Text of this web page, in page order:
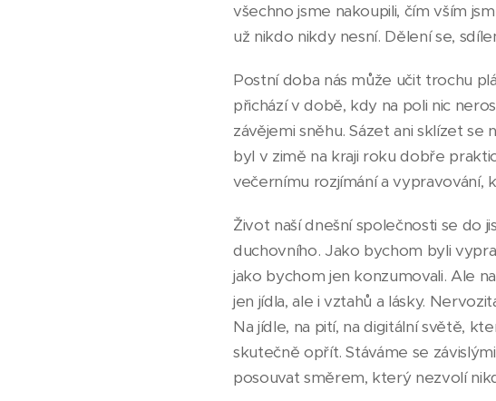
všechno jsme nakoupili, čím vším
už nikdo nikdy nesní. Dělení se,
Postní doba nás může učit trochu
přichází v době, kdy na poli nic
závějemi sněhu. Sázet ani sklízet
byl v zimě na kraji roku dobře
večernímu rozjímání a vypravování,
Život naší dnešní společnosti se do
duchovního. Jako bychom byli
jako bychom jen konzumovali. Ale
jen jídla, ale i vztahů a lásky.
Na jídle, na pití, na digitální světě,
skutečně opřít. Stáváme se
posouvat směrem, který nezvolí